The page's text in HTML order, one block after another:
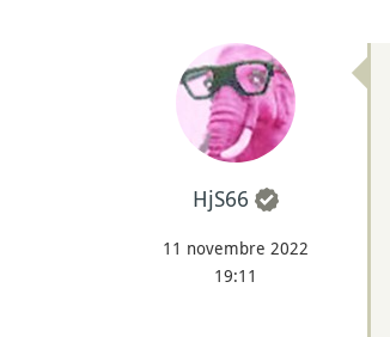
HjS66
11 novembre 2022
19:11